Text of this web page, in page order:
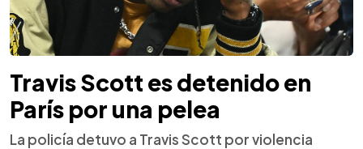
Travis Scott es detenido en
París por una pelea
La policía detuvo a Travis Scott por violencia